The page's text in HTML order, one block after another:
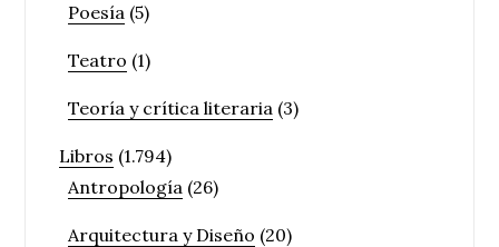
Poesía (5)
Teatro (1)
Teoría y crítica literaria (3)
Libros (1.794)
Antropología (26)
Arquitectura y Diseño (20)